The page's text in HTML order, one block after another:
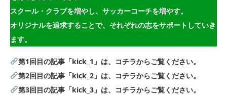
スクール・クラブを増やし、サッカーコーチを増やす。
オリジナルを追求することで、それぞれの志をサポートしていき
ます。
第1回目の記事「kick_1」は、コチラからご覧ください。
第2回目の記事「kick_2」は、コチラからご覧ください。
第3回目の記事「kick_3」は、コチラからご覧ください。